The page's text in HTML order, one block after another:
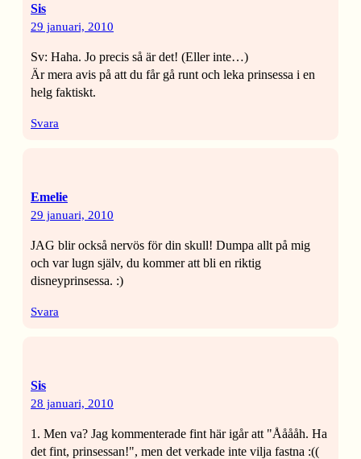
Sis
29 januari, 2010
Sv: Haha. Jo precis så är det! (Eller inte…)
Är mera avis på att du får gå runt och leka prinsessa i en
helg faktiskt.
Svara
Emelie
29 januari, 2010
JAG blir också nervös för din skull! Dumpa allt på mig
och var lugn själv, du kommer att bli en riktig
disneyprinsessa. :)
Svara
Sis
28 januari, 2010
1. Men va? Jag kommenterade fint här igår att "Ååååh. Ha
det fint, prinsessan!", men det verkade inte vilja fastna :((